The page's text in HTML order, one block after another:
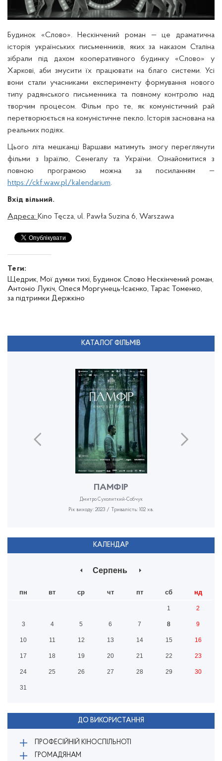
Будинок «Слово». Нескінчений роман — це драматична
історія українських письменників, яких за наказом Сталіна
зібрали під дахом кооперативного будинку «Слово» у
Харкові, аби змусити їх працювати на благо системи. Усі
вони стали учасниками експерименту формування нового
типу радянського письменника та повному контролю над
творчим процесом. Фільм про те, як комуністичний рай
перетворюється на комуністичне пекло. Історія заснована на
реальних подіях.
Цього літа мешканці Варшави матимуть змогу переглянути
фільми з Ізраїлю, Сенегалу та України. Ознайомитися з
повною програмою можна за посиланням —
https://ckf.waw.pl/kalendarium.
Вхід вільний.
Адреса: Kino Tęcza, ul. Pawła Suzina 6, Warszawa
Теги:
Щедрик, Мої думки тихі, Будинок Слово Нескінчений роман,
Антоніо Лукіч, Олеся Моргунець-Ісаєнко,
Тарас Томенко,
за підтримки Держкіно
КАТАЛОГ ФІЛЬМІВ
ПАМФІР
Дмитро Сухолиткий-Собчук
Рік виходу: 2023 / Тривалість: 102 хв.
КАЛЕНДАР
Серпень
пн вт ср чт пт сб нд
1 2
3 4 5 6 7 8 9
10 11 12 13 14 15 16
17 18 19 20 21 22 23
24 25 26 27 28 29 30
31
ДО ВИКОРИСТАННЯ
ПРОФЕСІЙНІЙ КІНОСПІЛЬНОТІ
ГРОМАДЯНАМ